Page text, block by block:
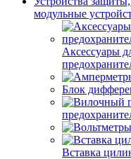
модульные
Аксессуары
Блок
Вставка